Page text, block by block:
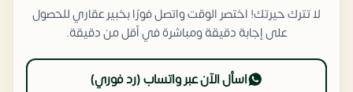
لا تترك حيرتك! اختصر الوقت واتصل فورًا بخبير عقاري للحصول
على إجابة دقيقة ومباشرة في أقل من دقيقة.
اسأل الآن عبر واتساب (رد فوري)